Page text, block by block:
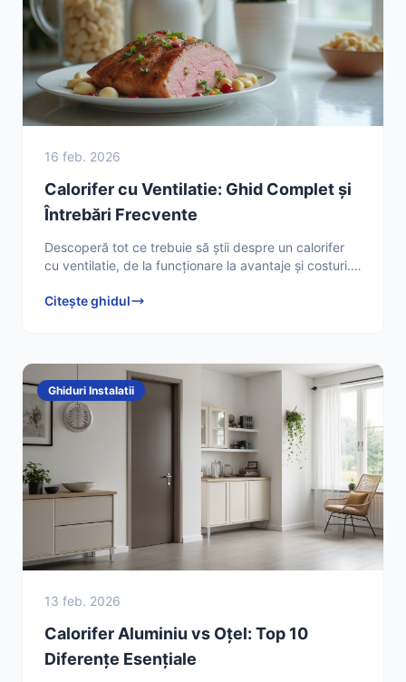
16 feb. 2026
Calorifer cu Ventilatie: Ghid Complet și
Întrebări Frecvente
Descoperă tot ce trebuie să știi despre un calorifer
cu ventilatie, de la funcționare la avantaje și costuri.
Citește ghidul
Ghiduri Instalatii
13 feb. 2026
Calorifer Aluminiu vs Oțel: Top 10
Diferențe Esențiale